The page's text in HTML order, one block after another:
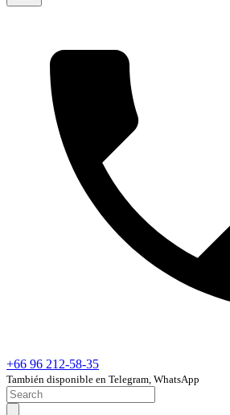
+66 96 212-58-35
También disponible en Telegram, WhatsApp